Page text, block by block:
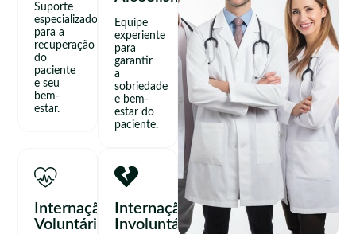
Suporte
especializado
para a
recuperação
do
paciente
e seu
bem-
estar.
Equipe
experiente
para
garantir
a
sobriedade
e bem-
estar do
paciente.
Internação
Voluntária
Internação
Involuntária